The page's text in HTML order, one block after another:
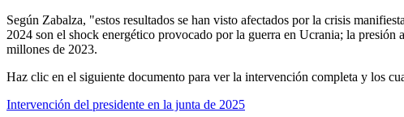
Según Zabalza, "estos resultados se han visto afectados por la crisis
2024 son el shock energético provocado por la guerra en Ucrania; la
millones de 2023.
Haz clic en el siguiente documento para ver la intervención completa y los
Intervención del presidente en la junta de 2025